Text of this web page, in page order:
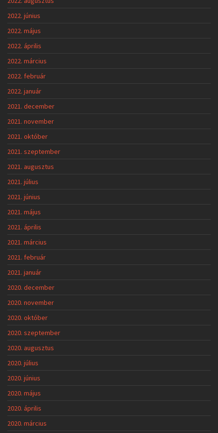
2022. június
2022. május
2022. április
2022. március
2022. február
2022. január
2021. december
2021. november
2021. október
2021. szeptember
2021. augusztus
2021. július
2021. június
2021. május
2021. április
2021. március
2021. február
2021. január
2020. december
2020. november
2020. október
2020. szeptember
2020. augusztus
2020. július
2020. június
2020. május
2020. április
2020. március